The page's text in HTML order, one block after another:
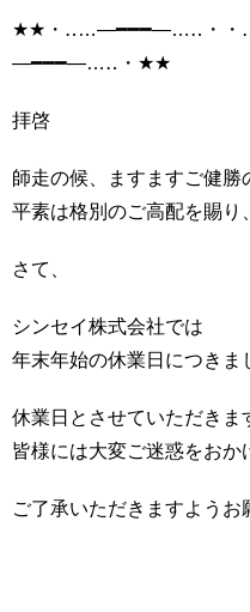
★★・‥…―━━━―…‥・
―━━━―…‥・★★
拝啓
師走の候、ますますご健勝
平素は格別のご高配を賜り
さて、
シンセイ株式会社では
年末年始の休業日につきま
休業日とさせていただきま
皆様には大変ご迷惑をおか
ご了承いただきますようお